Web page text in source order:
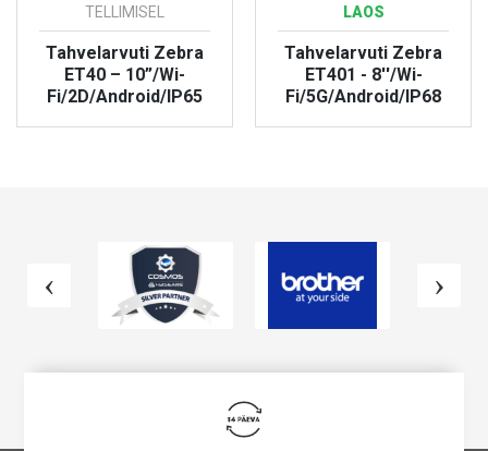
TELLIMISEL
Tahvelarvuti Zebra
ET40 – 10”/Wi-
Fi/2D/Android/IP65
LAOS
Tahvelarvuti Zebra
ET401 - 8''/Wi-
Fi/5G/Android/IP68